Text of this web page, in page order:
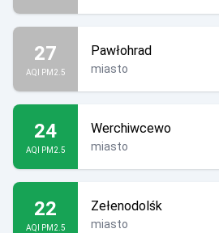
27
AQI PM2.5
Pawłohrad
miasto
24
AQI PM2.5
Werchiwcewo
miasto
22
AQI PM2.5
Zełenodolśk
miasto